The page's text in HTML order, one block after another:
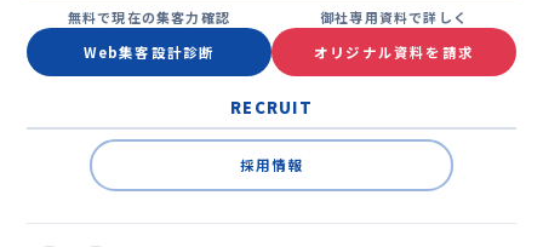
無料で現在の集客力確認
Web集客設計診断
御社専用資料で詳しく
オリジナル資料を請求
RECRUIT
採用情報